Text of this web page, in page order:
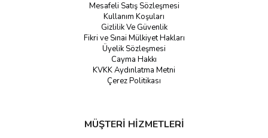
Mesafeli Satış Sözleşmesi
Kullanım Koşuları
Gizlilik Ve Güvenlik
Fikri ve Sınai Mülkiyet Hakları
Üyelik Sözleşmesi
Cayma Hakkı
KVKK Aydınlatma Metni
Çerez Politikası
MÜŞTERİ HİZMETLERİ